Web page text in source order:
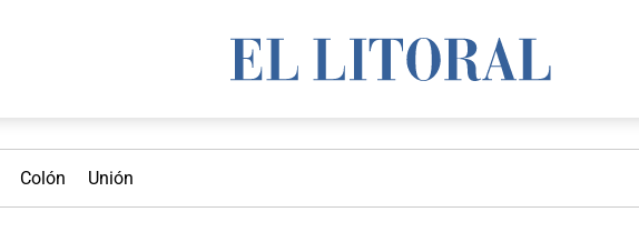
Colón Unión